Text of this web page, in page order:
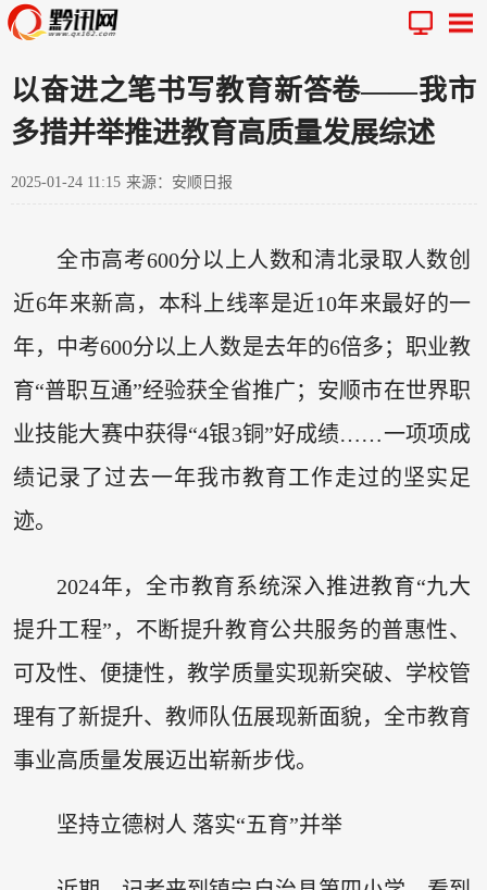
以奋进之笔书写教育新答卷——我市
多措并举推进教育高质量发展综述
2025-01-24 11:15 来源：安顺日报
全市高考600分以上人数和清北录取人数创
近6年来新高，本科上线率是近10年来最好的一
年，中考600分以上人数是去年的6倍多；职业教
育“普职互通”经验获全省推广；安顺市在世界职
业技能大赛中获得“4银3铜”好成绩……一项项成
绩记录了过去一年我市教育工作走过的坚实足
迹。
2024年，全市教育系统深入推进教育“九大
提升工程”，不断提升教育公共服务的普惠性、
可及性、便捷性，教学质量实现新突破、学校管
理有了新提升、教师队伍展现新面貌，全市教育
事业高质量发展迈出崭新步伐。
坚持立德树人 落实“五育”并举